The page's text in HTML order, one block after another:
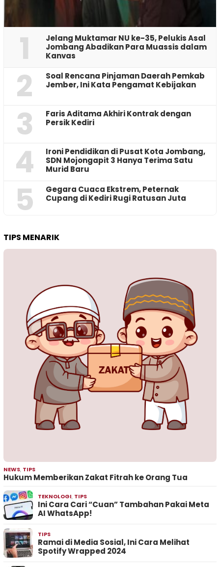
1
Jelang Muktamar NU ke-35, Pelukis Asal
Jombang Abadikan Para Muassis dalam
Kanvas
2
‎Soal Rencana Pinjaman Daerah Pemkab
Jember, Ini Kata Pengamat Kebijakan ‎
3
Faris Aditama Akhiri Kontrak dengan
Persik Kediri
4
Ironi Pendidikan di Pusat Kota Jombang,
SDN Mojongapit 3 Hanya Terima Satu
Murid Baru
5
‎Gegara Cuaca Ekstrem, Peternak
Cupang di Kediri Rugi Ratusan Juta
TIPS MENARIK
NEWS, TIPS
Hukum Memberikan Zakat Fitrah ke Orang Tua
TEKNOLOGI, TIPS
Ini Cara Cari “Cuan” Tambahan Pakai Meta
AI WhatsApp!
TIPS
Ramai di Media Sosial, Ini Cara Melihat
Spotify Wrapped 2024